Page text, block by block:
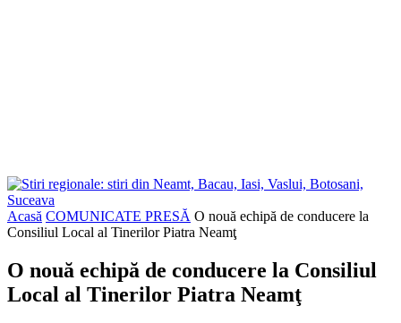
Acasă COMUNICATE PRESĂ O nouă echipă de conducere la
Consiliul Local al Tinerilor Piatra Neamţ
O nouă echipă de conducere la Consiliul
Local al Tinerilor Piatra Neamţ